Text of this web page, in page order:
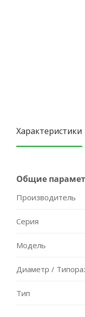
Характеристики
Общие
Производитель
Серия
Модель
Диаметр /
Тип